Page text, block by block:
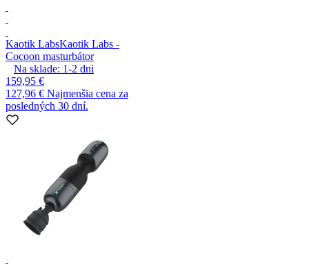
Kaotik LabsKaotik Labs -
Cocoon masturbátor
Na sklade: 1-2 dni
159,95 €
127,96 € Najmenšia cena za
posledných 30 dní.